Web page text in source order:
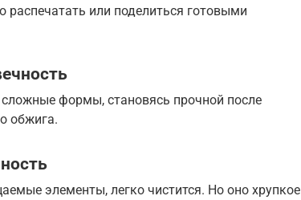
распечатать или поделиться готовыми
сложные формы, становясь прочной после
обжига.
элементы, легко чистится. Но оно хрупкое